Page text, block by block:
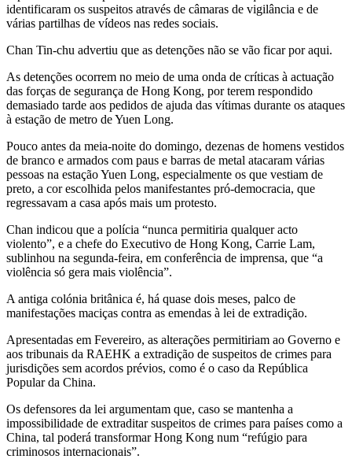
identificaram os suspeitos através de câmaras de vigilância e de
várias partilhas de vídeos nas redes sociais.
Chan Tin-chu advertiu que as detenções não se vão ficar por aqui.
As detenções ocorrem no meio de uma onda de críticas à actuação
das forças de segurança de Hong Kong, por terem respondido
demasiado tarde aos pedidos de ajuda das vítimas durante os ataques
à estação de metro de Yuen Long.
Pouco antes da meia-noite do domingo, dezenas de homens vestidos
de branco e armados com paus e barras de metal atacaram várias
pessoas na estação Yuen Long, especialmente os que vestiam de
preto, a cor escolhida pelos manifestantes pró-democracia, que
regressavam a casa após mais um protesto.
Chan indicou que a polícia “nunca permitiria qualquer acto
violento”, e a chefe do Executivo de Hong Kong, Carrie Lam,
sublinhou na segunda-feira, em conferência de imprensa, que “a
violência só gera mais violência”.
A antiga colónia britânica é, há quase dois meses, palco de
manifestações maciças contra as emendas à lei de extradição.
Apresentadas em Fevereiro, as alterações permitiriam ao Governo e
aos tribunais da RAEHK a extradição de suspeitos de crimes para
jurisdições sem acordos prévios, como é o caso da República
Popular da China.
Os defensores da lei argumentam que, caso se mantenha a
impossibilidade de extraditar suspeitos de crimes para países como a
China, tal poderá transformar Hong Kong num “refúgio para
criminosos internacionais”.